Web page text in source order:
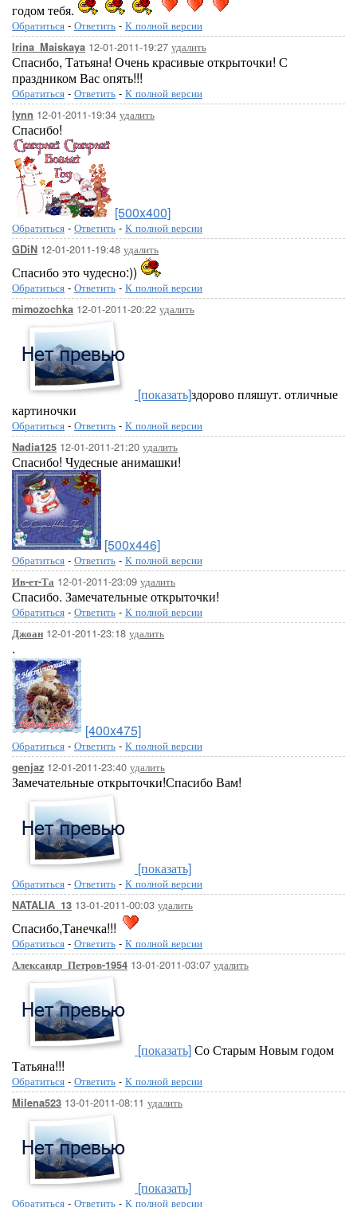
годом тебя.
Обратиться - Ответить - К полной версии
Irina_Maiskaya 12-01-2011-19:27 удалить
Спасибо, Татьяна! Очень красивые открыточки! С
праздником Вас опять!!!
Обратиться - Ответить - К полной версии
lynn 12-01-2011-19:34 удалить
Спасибо!
[500x400]
Обратиться - Ответить - К полной версии
GDiN 12-01-2011-19:48 удалить
Спасибо это чудесно:))
Обратиться - Ответить - К полной версии
mimozochka 12-01-2011-20:22 удалить
[показать]здорово пляшут. отличные
картиночки
Обратиться - Ответить - К полной версии
Nadia125 12-01-2011-21:20 удалить
Спасибо! Чудесные анимашки!
[500x446]
Обратиться - Ответить - К полной версии
Ив-ет-Та 12-01-2011-23:09 удалить
Спасибо. Замечательные открыточки!
Обратиться - Ответить - К полной версии
Джоан 12-01-2011-23:18 удалить
.
[400x475]
Обратиться - Ответить - К полной версии
genjaz 12-01-2011-23:40 удалить
Замечательные открыточки!Спасибо Вам!
[показать]
Обратиться - Ответить - К полной версии
NATALIA_13 13-01-2011-00:03 удалить
Спасибо,Танечка!!!
Обратиться - Ответить - К полной версии
Александр_Петров-1954 13-01-2011-03:07 удалить
[показать]Со Старым Новым годом
Татьяна!!!
Обратиться - Ответить - К полной версии
Milena523 13-01-2011-08:11 удалить
[показать]
Обратиться - Ответить - К полной версии